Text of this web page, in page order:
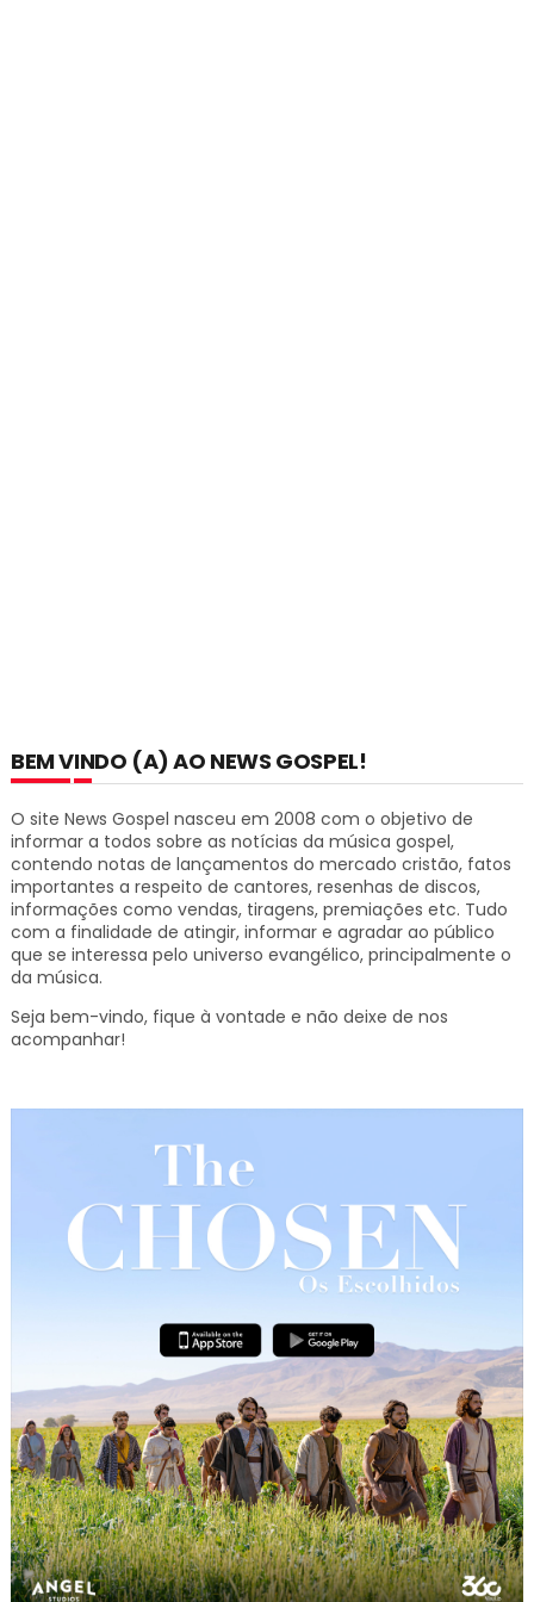
BEM VINDO (A) AO NEWS GOSPEL!
O site News Gospel nasceu em 2008 com o objetivo de
informar a todos sobre as notícias da música gospel,
contendo notas de lançamentos do mercado cristão, fatos
importantes a respeito de cantores, resenhas de discos,
informações como vendas, tiragens, premiações etc. Tudo
com a finalidade de atingir, informar e agradar ao público
que se interessa pelo universo evangélico, principalmente o
da música.
Seja bem-vindo, fique à vontade e não deixe de nos
acompanhar!